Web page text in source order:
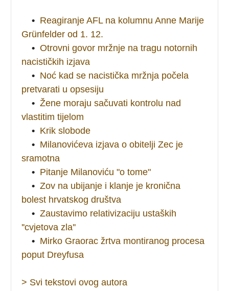
• Reagiranje AFL na kolumnu Anne Marije
Grünfelder od 1. 12.
• Otrovni govor mržnje na tragu notornih
nacističkih izjava
• Noć kad se nacistička mržnja počela
pretvarati u opsesiju
• Žene moraju sačuvati kontrolu nad
vlastitim tijelom
• Krik slobode
• Milanovićeva izjava o obitelji Zec je
sramotna
• Pitanje Milanoviću "o tome"
• Zov na ubijanje i klanje je kronična
bolest hrvatskog društva
• Zaustavimo relativizaciju ustaških
''cvjetova zla''
• Mirko Graorac žrtva montiranog procesa
poput Dreyfusa
> Svi tekstovi ovog autora